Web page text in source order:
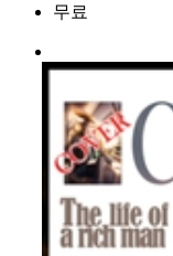
무료